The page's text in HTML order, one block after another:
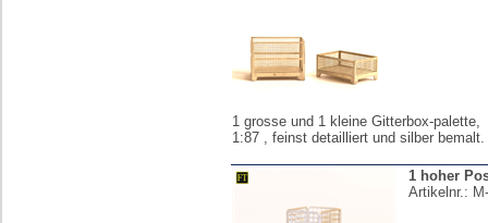
1 grosse und 1 kleine Gitterbox-palette,
1:87 , feinst detailliert und silber bemalt.
1 hoher
Artikelnr.: